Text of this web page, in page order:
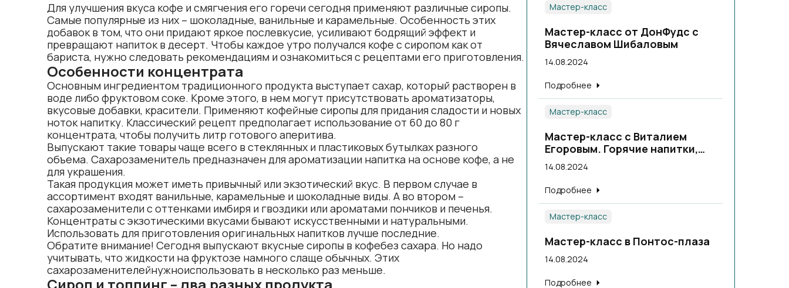
Для улучшения вкуса кофе и смягчения его горечи сегодня применяют различные сиропы.
Самые популярные из них – шоколадные, ванильные и карамельные. Особенность этих
добавок в том, что они придают яркое послевкусие, усиливают бодрящий эффект и
превращают напиток в десерт. Чтобы каждое утро получался кофе с сиропом как от
бариста, нужно следовать рекомендациям и ознакомиться с рецептами его приготовления.
Особенности концентрата
Основным ингредиентом традиционного продукта выступает сахар, который растворен в
воде либо фруктовом соке. Кроме этого, в нем могут присутствовать ароматизаторы,
вкусовые добавки, красители. Применяют кофейные сиропы для придания сладости и новых
ноток напитку. Классический рецепт предполагает использование от 60 до 80 г
концентрата, чтобы получить литр готового аперитива.
Выпускают такие товары чаще всего в стеклянных и пластиковых бутылках разного
объема. Сахарозаменитель предназначен для ароматизации напитка на основе кофе, а не
для украшения.
Такая продукция может иметь привычный или экзотический вкус. В первом случае в
ассортимент входят ванильные, карамельные и шоколадные виды. А во втором –
сахарозаменители с оттенками имбиря и гвоздики или ароматами пончиков и печенья.
Концентраты с экзотическими вкусами бывают искусственными и натуральными.
Использовать для приготовления оригинальных напитков лучше последние.
Обратите внимание! Сегодня выпускают вкусные сиропы в кофебез сахара. Но надо
учитывать, что жидкости на фруктозе намного слаще обычных. Этих
сахарозаменителейнужноиспользовать в несколько раз меньше.
Мастер-класс
Мастер-класс от ДонФудс с
Вячеславом Шибаловым
14.08.2024
Подробнее
Мастер-класс
Мастер-класс с Виталием
Егоровым. Горячие напитки,
теплые коктейли.
14.08.2024
Подробнее
Мастер-класс
Мастер-класс в Понтос-плаза
14.08.2024
Подробнее